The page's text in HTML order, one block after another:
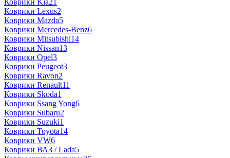
Коврики Lexus2
Коврики Mazda5
Коврики Mercedes-Benz6
Коврики Mitsubishi14
Коврики Nissan13
Коврики Opel3
Коврики Peugeot3
Коврики Ravon2
Коврики Renault11
Коврики Skoda1
Коврики Ssang Yong6
Коврики Subaru2
Коврики Suzuki1
Коврики Toyota14
Коврики VW6
Коврики ВАЗ / Lada5